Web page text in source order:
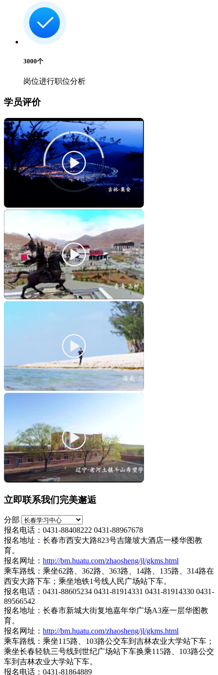
3000个
岗位进行职位分析
学员评价
立即联系我们完美邂逅
分部
报名电话：0431-88408222 0431-88967678
报名地址：长春市西安大路823号吉隆坡大酒店一楼华图教
育。
报名网址： http://bm.huatu.com/zhaosheng/jl/gkms.html
乘车路线：乘坐62路、362路、363路、14路、135路、314路在
西安大路下车；乘坐地铁1号线人民广场站下车。
报名电话：0431-88605234 0431-81914331 0431-81914330 0431-
89566542
报名地址：长春市新城大街复地嘉年华广场A3座一层华图教
育。
报名网址： http://bm.huatu.com/zhaosheng/jl/gkms.html
乘车路线：乘坐115路、103路公交车到吉林农业大学站下车；
乘坐长春轻轨三号线到世纪广场站下车换乘115路、103路公交
车到吉林农业大学站下车。
报名电话：0431-81864889